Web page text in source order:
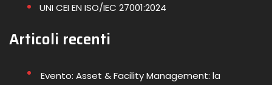
UNI CEI EN ISO/IEC 27001:2024
Articoli recenti
Evento: Asset & Facility Management: la